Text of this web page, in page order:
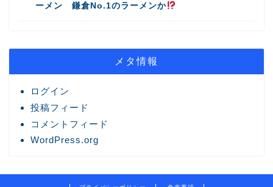
ーメン 鎌倉No.1のラーメンか
メタ情報
ログイン
投稿フィード
コメントフィード
WordPress.org